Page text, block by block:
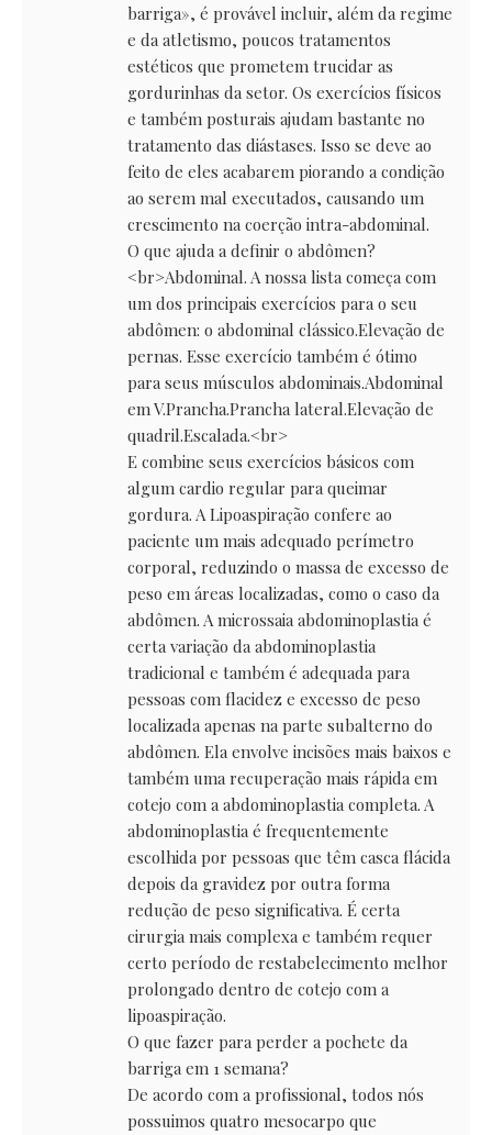
barriga», é provável incluir, além da regime
e da atletismo, poucos tratamentos
estéticos que prometem trucidar as
gordurinhas da setor. Os exercícios físicos
e também posturais ajudam bastante no
tratamento das diástases. Isso se deve ao
feito de eles acabarem piorando a condição
ao serem mal executados, causando um
crescimento na coerção intra-abdominal.
O que ajuda a definir o abdômen?
<br>Abdominal. A nossa lista começa com
um dos principais exercícios para o seu
abdômen: o abdominal clássico.Elevação de
pernas. Esse exercício também é ótimo
para seus músculos abdominais.Abdominal
em V.Prancha.Prancha lateral.Elevação de
quadril.Escalada.<br>
E combine seus exercícios básicos com
algum cardio regular para queimar
gordura. A Lipoaspiração confere ao
paciente um mais adequado perímetro
corporal, reduzindo o massa de excesso de
peso em áreas localizadas, como o caso da
abdômen. A microssaia abdominoplastia é
certa variação da abdominoplastia
tradicional e também é adequada para
pessoas com flacidez e excesso de peso
localizada apenas na parte subalterno do
abdômen. Ela envolve incisões mais baixos e
também uma recuperação mais rápida em
cotejo com a abdominoplastia completa. A
abdominoplastia é frequentemente
escolhida por pessoas que têm casca flácida
depois da gravidez por outra forma
redução de peso significativa. É certa
cirurgia mais complexa e também requer
certo período de restabelecimento melhor
prolongado dentro de cotejo com a
lipoaspiração.
O que fazer para perder a pochete da
barriga em 1 semana?
De acordo com a profissional, todos nós
possuimos quatro mesocarpo que